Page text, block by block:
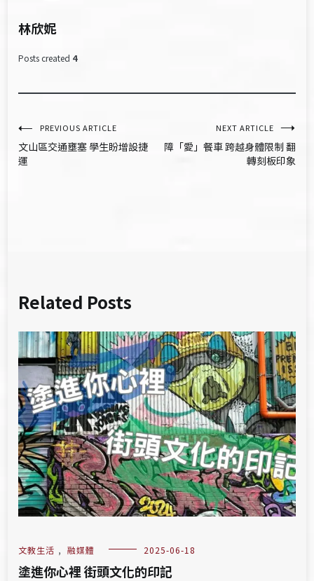
林欣妮
Posts created 4
文
章
PREVIOUS ARTICLE
文山區交通壅塞 學生盼增設捷
運
NEXT ARTICLE
障「愛」餐車 跨越身體限制 翻
轉刻板印象
Related Posts
文教生活 , 融媒體 2025-06-18
塗進你心裡 街頭文化的印記